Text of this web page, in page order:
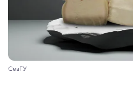
СевГУ